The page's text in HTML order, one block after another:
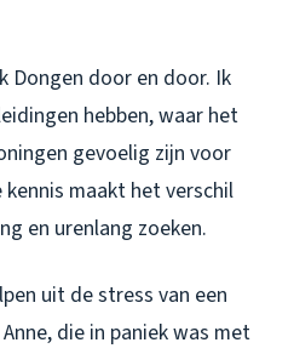
Dongen door en door. Ik
hebben, waar het
gevoelig zijn voor
maakt het verschil
en urenlang zoeken.
uit de stress van een
die in paniek was met